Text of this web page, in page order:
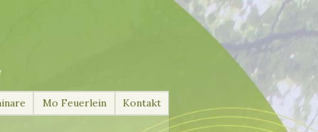
Mo Feuerlein Kontakt